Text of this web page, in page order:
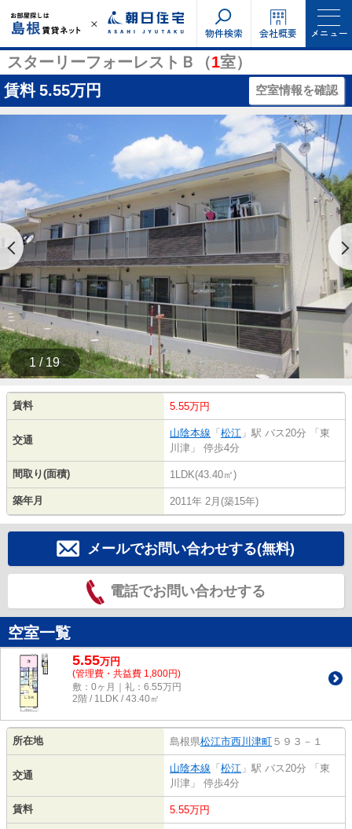
物件検索 会社概要 メニュー
スターリーフォーレストＢ（1室）
賃料 5.55万円 空室情報を確認
1 / 19
賃料 5.55万円
交通
山陰本線 「 松江 」駅 バス20分 「東
川津」 停歩4分
間取り(面積) 1LDK(43.40㎡)
築年月 2011年 2月(築15年)
メールでお問い合わせする(無料)
電話でお問い合わせする
空室一覧
5.55万円
(管理費・共益費 1,800円)
敷：0ヶ月｜礼：6.55万円
2階 / 1LDK / 43.40㎡
所在地 島根県松江市西川津町 ５９３－１
交通
山陰本線 「 松江 」駅 バス20分 「東
川津」 停歩4分
賃料 5.55万円